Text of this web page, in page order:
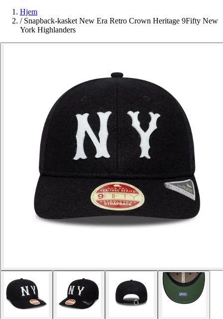
Hjem
/ Snapback-kasket New Era Retro Crown Heritage 9Fifty New
York Highlanders